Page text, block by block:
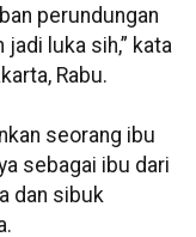
perundungan
luka sih,” kata
Rabu.
seorang ibu
sebagai ibu dari
dan sibuk